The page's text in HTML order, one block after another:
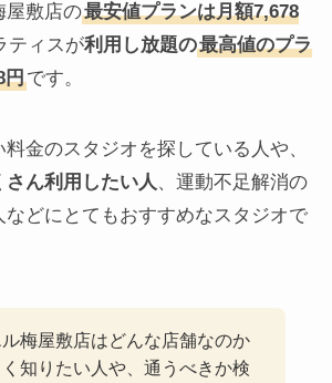
屋敷店の最安値プランは月額7,678
ティスが利用し放題の最高値のプラ
円です。
金のスタジオを探している人や、
さん利用したい人、運動不足解消の
などにとてもおすすめなスタジオで
ル梅屋敷店はどんな店舗なのか
知りたい人や、通うべきか検